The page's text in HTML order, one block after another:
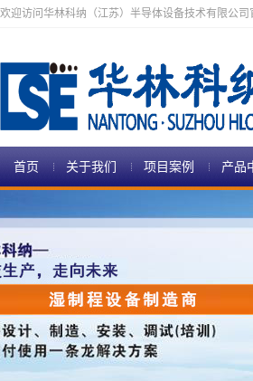
欢迎访问华林科纳（江苏）半导体设备技术有限公司
首页 关于我们 项目案例 产品